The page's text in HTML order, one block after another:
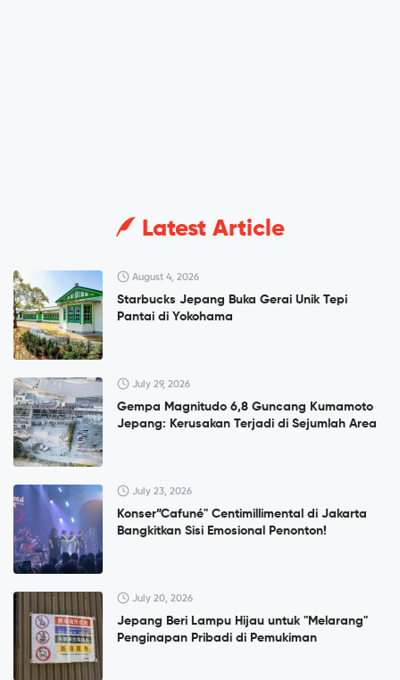
Latest Article
August 4, 2026
Starbucks Jepang Buka Gerai Unik Tepi
Pantai di Yokohama
July 29, 2026
Gempa Magnitudo 6,8 Guncang Kumamoto
Jepang: Kerusakan Terjadi di Sejumlah Area
July 23, 2026
Konser”Cafuné" Centimillimental di Jakarta
Bangkitkan Sisi Emosional Penonton!
July 20, 2026
Jepang Beri Lampu Hijau untuk "Melarang"
Penginapan Pribadi di Pemukiman